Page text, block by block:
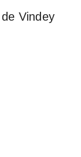
Vindey